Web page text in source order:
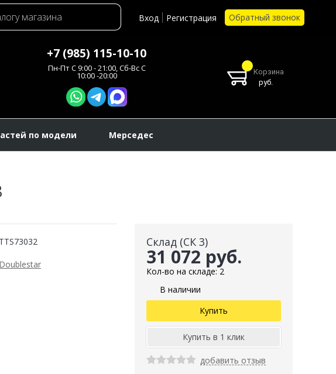
Вход Регистрация Обратный звонок
+7 (985) 115-10-10
Пн-Пт C 9:00 - 21:00, Сб-Вс С
10:00 -20:00
Корзина
руб.
по модели Мерседес
Склад (СК 3)
31 072 руб.
Кол-во на складе: 2
В наличии
добавить отзыв
TTS73032
Doublestar